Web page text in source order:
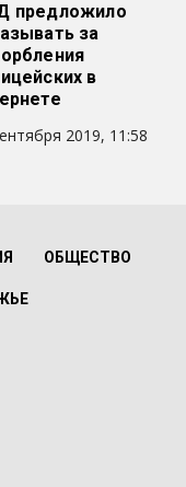
предложило
за
в
2019, 11:58
ОБЩЕСТВО